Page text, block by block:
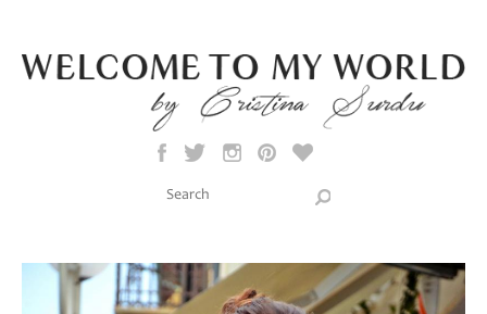
Search this site